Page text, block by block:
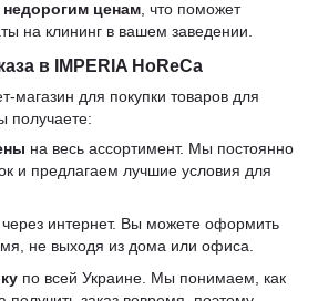
недорогим ценам , что поможет
на клининг в вашем заведении.
в IMPERIA HoReCa
магазин для покупки товаров для
получаете:
на весь ассортимент. Мы постоянно
и предлагаем лучшие условия для
через интернет. Вы можете оформить
не выходя из дома или офиса.
по всей Украине. Мы понимаем, как